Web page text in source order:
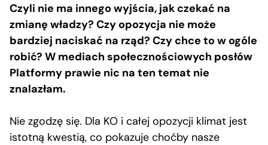
Czyli nie ma innego wyjścia, jak czekać na
zmianę władzy? Czy opozycja nie może
bardziej naciskać na rząd? Czy chce to w ogóle
robić? W mediach społecznościowych posłów
Platformy prawie nic na ten temat nie
znalazłam.
Nie zgodzę się. Dla KO i całej opozycji klimat jest
istotną kwestią, co pokazuje choćby nasze